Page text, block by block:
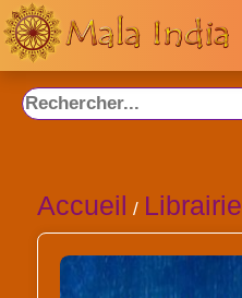
Accueil / Librairie